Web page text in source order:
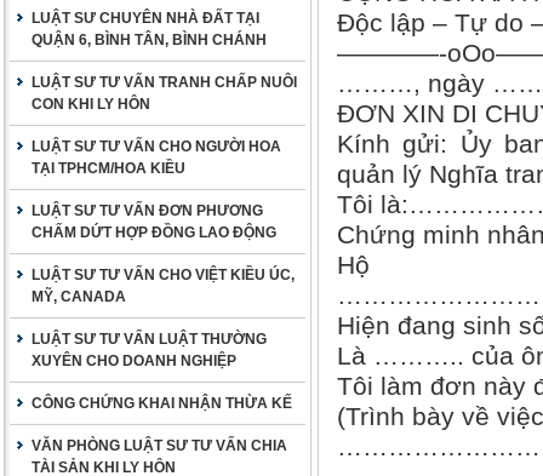
LUẬT SƯ CHUYÊN NHÀ ĐẤT TẠI
QUẬN 6, BÌNH TÂN, BÌNH CHÁNH
LUẬT SƯ TƯ VẤN TRANH CHẤP NUÔI
CON KHI LY HÔN
LUẬT SƯ TƯ VẤN CHO NGƯỜI HOA
TẠI TPHCM/HOA KIỀU
LUẬT SƯ TƯ VẤN ĐƠN PHƯƠNG
CHẤM DỨT HỢP ĐỒNG LAO ĐỘNG
LUẬT SƯ TƯ VẤN CHO VIỆT KIỀU ÚC,
MỸ, CANADA
LUẬT SƯ TƯ VẤN LUẬT THƯỜNG
XUYÊN CHO DOANH NGHIỆP
CÔNG CHỨNG KHAI NHẬN THỪA KẾ
VĂN PHÒNG LUẬT SƯ TƯ VẤN CHIA
TÀI SẢN KHI LY HÔN
Độc lập – Tự do
————-
………, ngày
ĐƠN XIN DI
Kính gửi: Ủy
quản lý Nghĩa
Tôi
Chứng minh
Hộ
Hiện đang
Là ……….. của
Tôi làm đơn này
(Trình bày về